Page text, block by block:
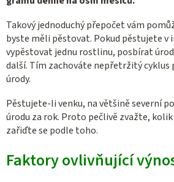
Takový jednoduchý přepočet vám
byste měli pěstovat. Pokud pěstujete v
vypěstovat jednu rostlinu, posbírat
další. Tím zachováte nepřetržitý cyklus
úrody.
Pěstujete-li venku, na většině severní
úrodu za rok. Proto pečlivě zvažte,
zařiďte se podle toho.
Faktory ovlivňující